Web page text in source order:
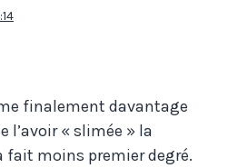
finalement davantage
l’avoir « slimée » la
fait moins premier degré.